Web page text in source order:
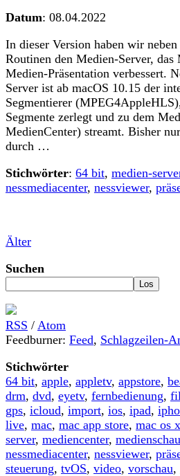
Datum: 08.04.2022
In dieser Version haben wir
Routinen den Medien-Server, das
Medien-Präsentation verbessert.
Server ist ab macOS 10.15 der
Segmentierer
Segmente zerlegt und zu dem
MedienCenter) streamt. Bisher
durch …
Stichwörter: 64 bit, medien-
nessmediacenter, nessviewer,
Älter
Suchen
RSS / Atom
Feedburner: Feed, Schlagzeilen-
Stichwörter
64 bit, apple, appletv, appstore,
drm, dvd, eyetv, fernbedienung,
gps, icloud, import, ios, ipad,
live, mac, mac app store, mac os x
server, mediencenter, medienschau
nessmediacenter, nessviewer,
steuerung, tvOS, video, vorschau,